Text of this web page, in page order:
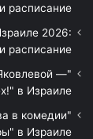
расписание
2026:
расписание
—
в Израиле
в комедии
в Израиле